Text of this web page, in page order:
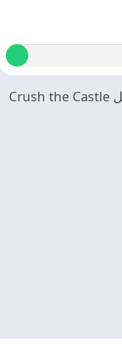
ضع الكلمة المناسبة: تحميل Crush the Castle